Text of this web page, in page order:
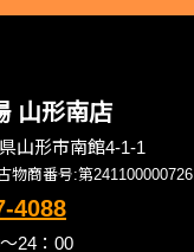
山形南店
山形市南館4-1-1
物商番号:第241100000726
4088
24：00